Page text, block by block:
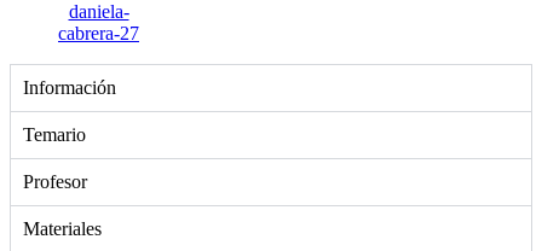
Información
Temario
Profesor
Materiales